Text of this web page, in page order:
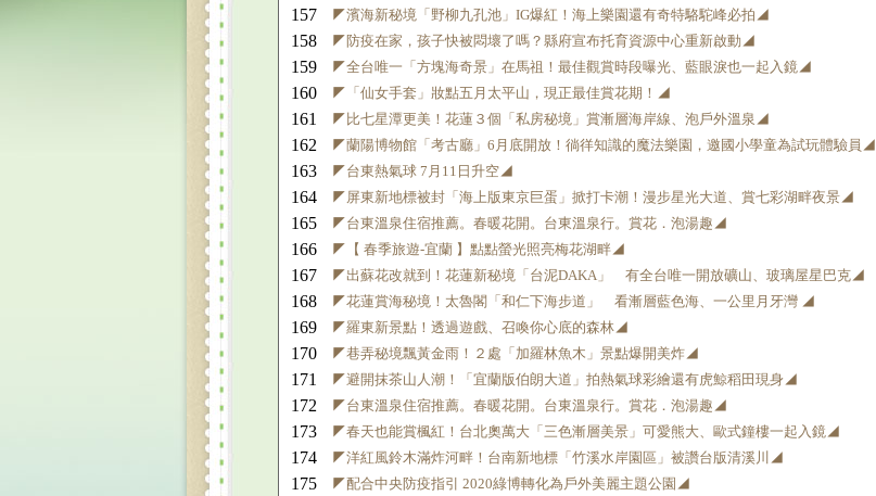
157
◤濱海新秘境「野柳九孔池」IG爆紅！海上樂園還有奇特駱駝峰必拍◢
158
◤防疫在家，孩子快被悶壞了嗎？縣府宣布托育資源中心重新啟動◢
159
◤全台唯一「方塊海奇景」在馬祖！最佳觀賞時段曝光、藍眼淚也一起入鏡◢
160
◤「仙女手套」妝點五月太平山，現正最佳賞花期！◢
161
◤比七星潭更美！花蓮３個「私房秘境」賞漸層海岸線、泡戶外溫泉◢
162
◤蘭陽博物館「考古廳」6月底開放！徜徉知識的魔法樂園，邀國小學童為試玩體驗員◢
163
◤台東熱氣球 7月11日升空◢
164
◤屏東新地標被封「海上版東京巨蛋」掀打卡潮！漫步星光大道、賞七彩湖畔夜景◢
165
◤台東溫泉住宿推薦。春暖花開。台東溫泉行。賞花．泡湯趣◢
166
◤【 春季旅遊-宜蘭 】點點螢光照亮梅花湖畔◢
167
◤出蘇花改就到！花蓮新秘境「台泥DAKA」 有全台唯一開放礦山、玻璃屋星巴克◢
168
◤花蓮賞海秘境！太魯閣「和仁下海步道」 看漸層藍色海、一公里月牙灣 ◢
169
◤羅東新景點！透過遊戲、召喚你心底的森林◢
170
◤巷弄秘境飄黃金雨！２處「加羅林魚木」景點爆開美炸◢
171
◤避開抹茶山人潮！「宜蘭版伯朗大道」拍熱氣球彩繪還有虎鯨稻田現身◢
172
◤台東溫泉住宿推薦。春暖花開。台東溫泉行。賞花．泡湯趣◢
173
◤春天也能賞楓紅！台北奧萬大「三色漸層美景」可愛熊大、歐式鐘樓一起入鏡◢
174
◤洋紅風鈴木滿炸河畔！台南新地標「竹溪水岸園區」被讚台版清溪川◢
175
◤配合中央防疫指引 2020綠博轉化為戶外美麗主題公園◢